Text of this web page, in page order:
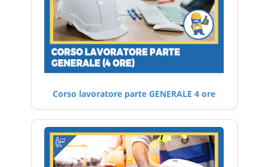
Corso lavoratore parte GENERALE 4 ore